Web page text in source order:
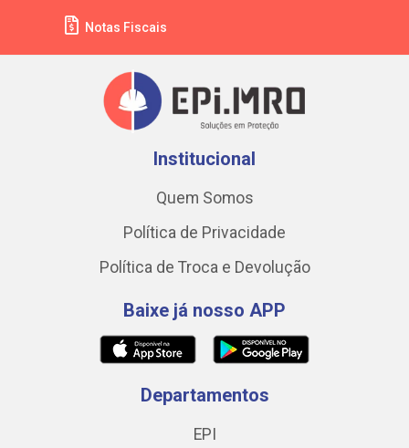
Notas Fiscais
Institucional
Quem Somos
Política de Privacidade
Política de Troca e Devolução
Baixe já nosso APP
Departamentos
EPI